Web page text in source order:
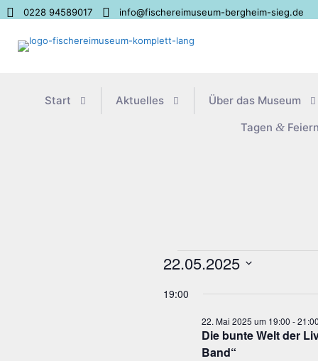
0228 94589017 info@fischereimuseum-bergheim-sieg.de
Start Aktu­el­les
Über das Museum
Tagen &
Veranstaltungen
für
22.
2025
22.05.2025
wählen.
19:00
Die bun­te Welt der
Band“
22. Mai 2025 um 19:00 -